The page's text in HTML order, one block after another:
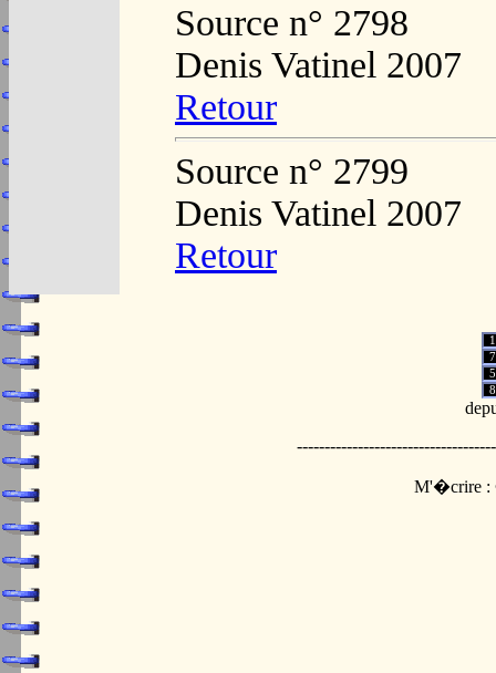
Source n° 2798
Denis Vatinel 2007
Retour
Source n° 2799
Denis Vatinel 2007
Retour
M'�crire :